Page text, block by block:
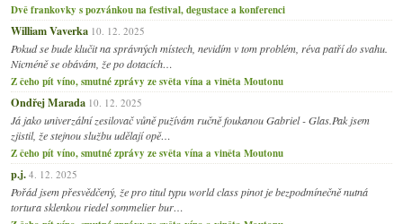
Dvě frankovky s pozvánkou na festival, degustace a konferenci
William Vaverka 10. 12. 2025
Pokud se bude klučit na správných místech, nevidím v tom problém, réva patří do svahu.
Nicméně se obávám, že po dotacích…
Z čeho pít víno, smutné zprávy ze světa vína a viněta Moutonu
Ondřej Marada 10. 12. 2025
Já jako univerzální zesilovač vůně pužívám ručně foukanou Gabriel - Glas.Pak jsem
zjistil, že stejnou službu udělají opě…
Z čeho pít víno, smutné zprávy ze světa vína a viněta Moutonu
p.j. 4. 12. 2025
Pořád jsem přesvědčený, že pro titul typu world class pinot je bezpodmínečně nutná
tortura sklenkou riedel sommelier bur…